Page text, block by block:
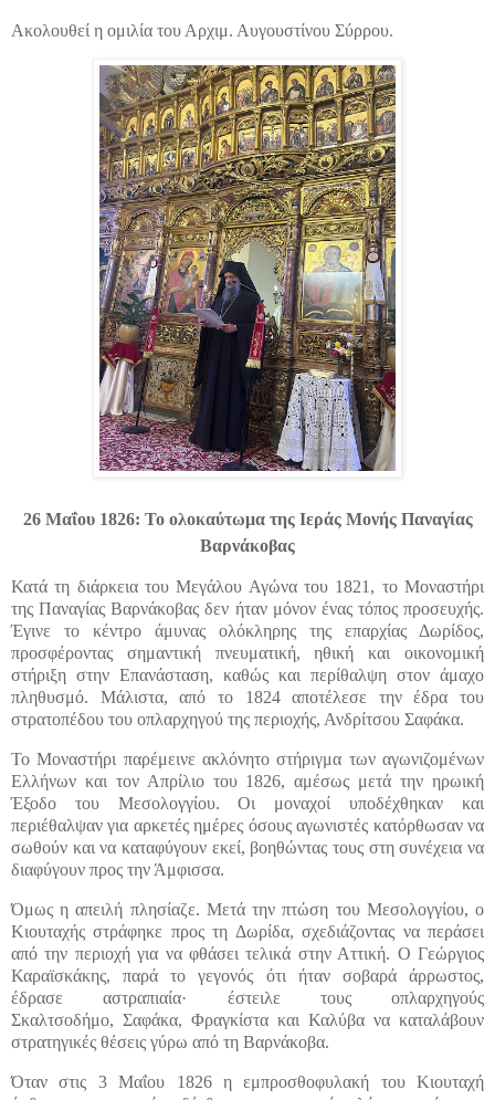
Ακολουθεί η ομιλία του Αρχιμ. Αυγουστίνου Σύρρου.
26 Μαΐου 1826: Το ολοκαύτωμα της Ιεράς Μονής Παναγίας
Βαρνάκοβας
Κατά τη διάρκεια του Μεγάλου Αγώνα του 1821, το Μοναστήρι
της Παναγίας Βαρνάκοβας δεν ήταν μόνον ένας τόπος προσευχής.
Έγινε το κέντρο άμυνας ολόκληρης της επαρχίας Δωρίδος,
προσφέροντας σημαντική πνευματική, ηθική και οικονομική
στήριξη στην Επανάσταση, καθώς και περίθαλψη στον άμαχο
πληθυσμό. Μάλιστα, από το 1824 αποτέλεσε την έδρα του
στρατοπέδου του οπλαρχηγού της περιοχής, Ανδρίτσου Σαφάκα.
Το Μοναστήρι παρέμεινε ακλόνητο στήριγμα των αγωνιζομένων
Ελλήνων και τον Απρίλιο του 1826, αμέσως μετά την ηρωική
Έξοδο του Μεσολογγίου. Οι μοναχοί υποδέχθηκαν και
περιέθαλψαν για αρκετές ημέρες όσους αγωνιστές κατόρθωσαν να
σωθούν και να καταφύγουν εκεί, βοηθώντας τους στη συνέχεια να
διαφύγουν προς την Άμφισσα.
Όμως η απειλή πλησίαζε. Μετά την πτώση του Μεσολογγίου, ο
Κιουταχής στράφηκε προς τη Δωρίδα, σχεδιάζοντας να περάσει
από την περιοχή για να φθάσει τελικά στην Αττική. Ο Γεώργιος
Καραϊσκάκης, παρά το γεγονός ότι ήταν σοβαρά άρρωστος,
έδρασε αστραπιαία· έστειλε τους οπλαρχηγούς
Σκαλτσοδήμο, Σαφάκα, Φραγκίστα και Καλύβα να καταλάβουν
στρατηγικές θέσεις γύρω από τη Βαρνάκοβα.
Όταν στις 3 Μαΐου 1826 η εμπροσθοφυλακή του Κιουταχή